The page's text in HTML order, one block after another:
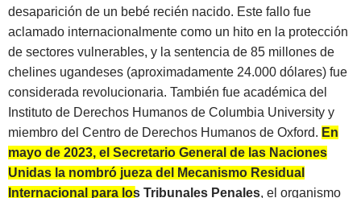
desaparición de un bebé recién nacido. Este fallo fue
aclamado internacionalmente como un hito en la protección
de sectores vulnerables, y la sentencia de 85 millones de
chelines ugandeses (aproximadamente 24.000 dólares) fue
considerada revolucionaria. También fue académica del
Instituto de Derechos Humanos de Columbia University y
miembro del Centro de Derechos Humanos de Oxford. En
mayo de 2023, el Secretario General de las Naciones
Unidas la nombró jueza del Mecanismo Residual
Internacional para los Tribunales Penales, el organismo